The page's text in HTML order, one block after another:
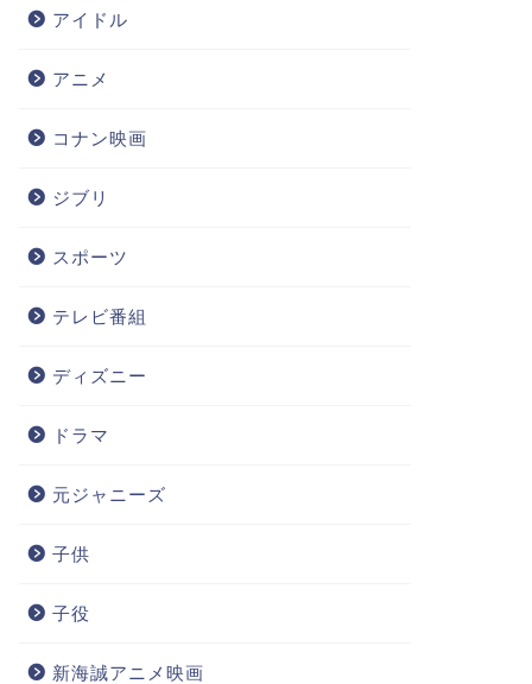
アイドル
アニメ
コナン映画
ジブリ
スポーツ
テレビ番組
ディズニー
ドラマ
元ジャニーズ
子供
子役
新海誠アニメ映画